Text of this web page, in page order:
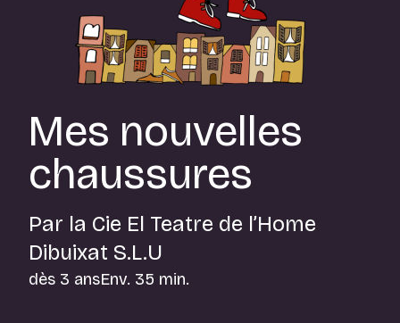
Mes nouvelles
chaussures
Par la Cie El Teatre de l’Home
Dibuixat S.L.U
dès 3 ansEnv. 35 min.